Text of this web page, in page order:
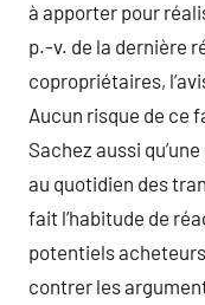
à apporter pour
p.-v. de la dernière
copropriétaires,
Aucun risque de ce
Sachez aussi
au quotidien des
fait l’habitude de
potentiels
contrer les